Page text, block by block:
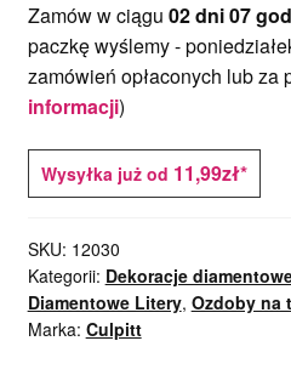
Zamów w ciągu 02 dni 07
paczkę wyślemy -
zamówień opłaconych lub za
informacji)
Wysyłka już od 11,99zł*
SKU: 12030
Kategorii: Dekoracje
Diamentowe Litery, Ozdoby na
Marka: Culpitt